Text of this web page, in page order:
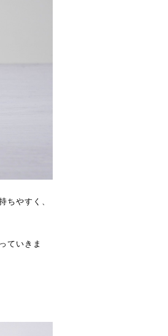
ちやすく、
ていきま